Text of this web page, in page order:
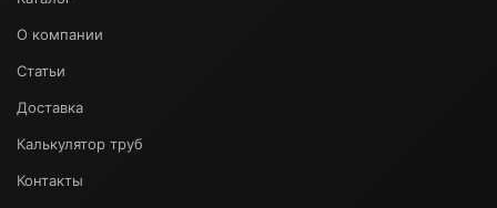
О компании
Статьи
Доставка
Калькулятор труб
Контакты